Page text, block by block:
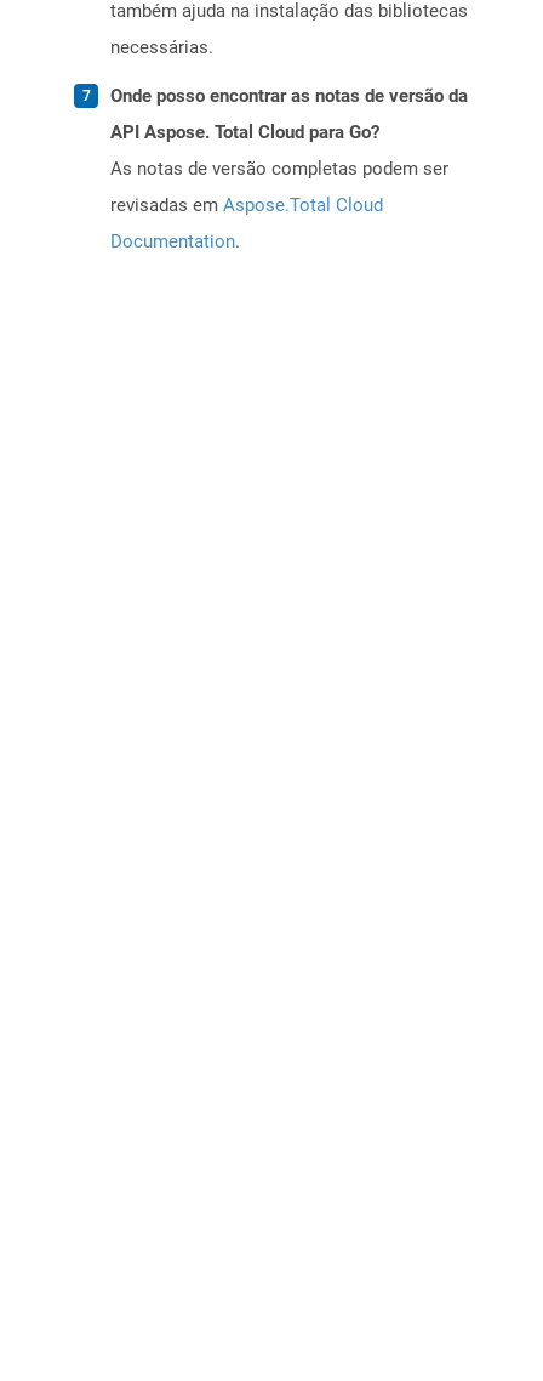
também ajuda na instalação das bibliotecas
necessárias.
Onde posso encontrar as notas de versão da
API Aspose. Total Cloud para Go?
As notas de versão completas podem ser
revisadas em Aspose.Total Cloud
Documentation.